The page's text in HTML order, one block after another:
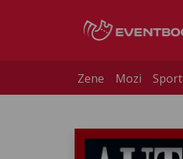
Zene Mozi Sport